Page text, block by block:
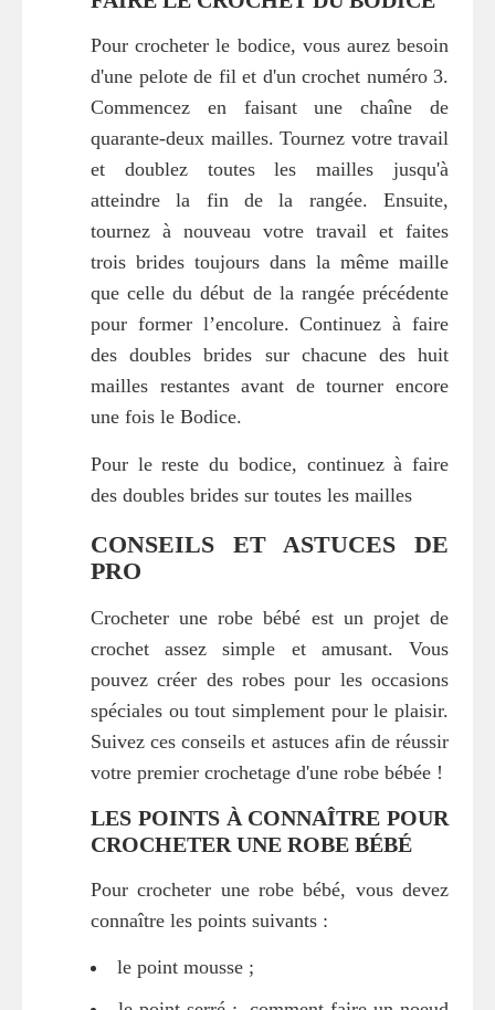
Pour crocheter le bodice, vous aurez besoin
d'une pelote de fil et d'un crochet numéro 3.
Commencez en faisant une chaîne de
quarante-deux mailles. Tournez votre travail
et doublez toutes les mailles jusqu'à
atteindre la fin de la rangée. Ensuite,
tournez à nouveau votre travail et faites
trois brides toujours dans la même maille
que celle du début de la rangée précédente
pour former l’encolure. Continuez à faire
des doubles brides sur chacune des huit
mailles restantes avant de tourner encore
une fois le Bodice.
Pour le reste du bodice, continuez à faire
des doubles brides sur toutes les mailles
CONSEILS ET ASTUCES DE
PRO
Crocheter une robe bébé est un projet de
crochet assez simple et amusant. Vous
pouvez créer des robes pour les occasions
spéciales ou tout simplement pour le plaisir.
Suivez ces conseils et astuces afin de réussir
votre premier crochetage d'une robe bébée !
LES POINTS À CONNAÎTRE POUR
CROCHETER UNE ROBE BÉBÉ
Pour crocheter une robe bébé, vous devez
connaître les points suivants :
le point mousse ;